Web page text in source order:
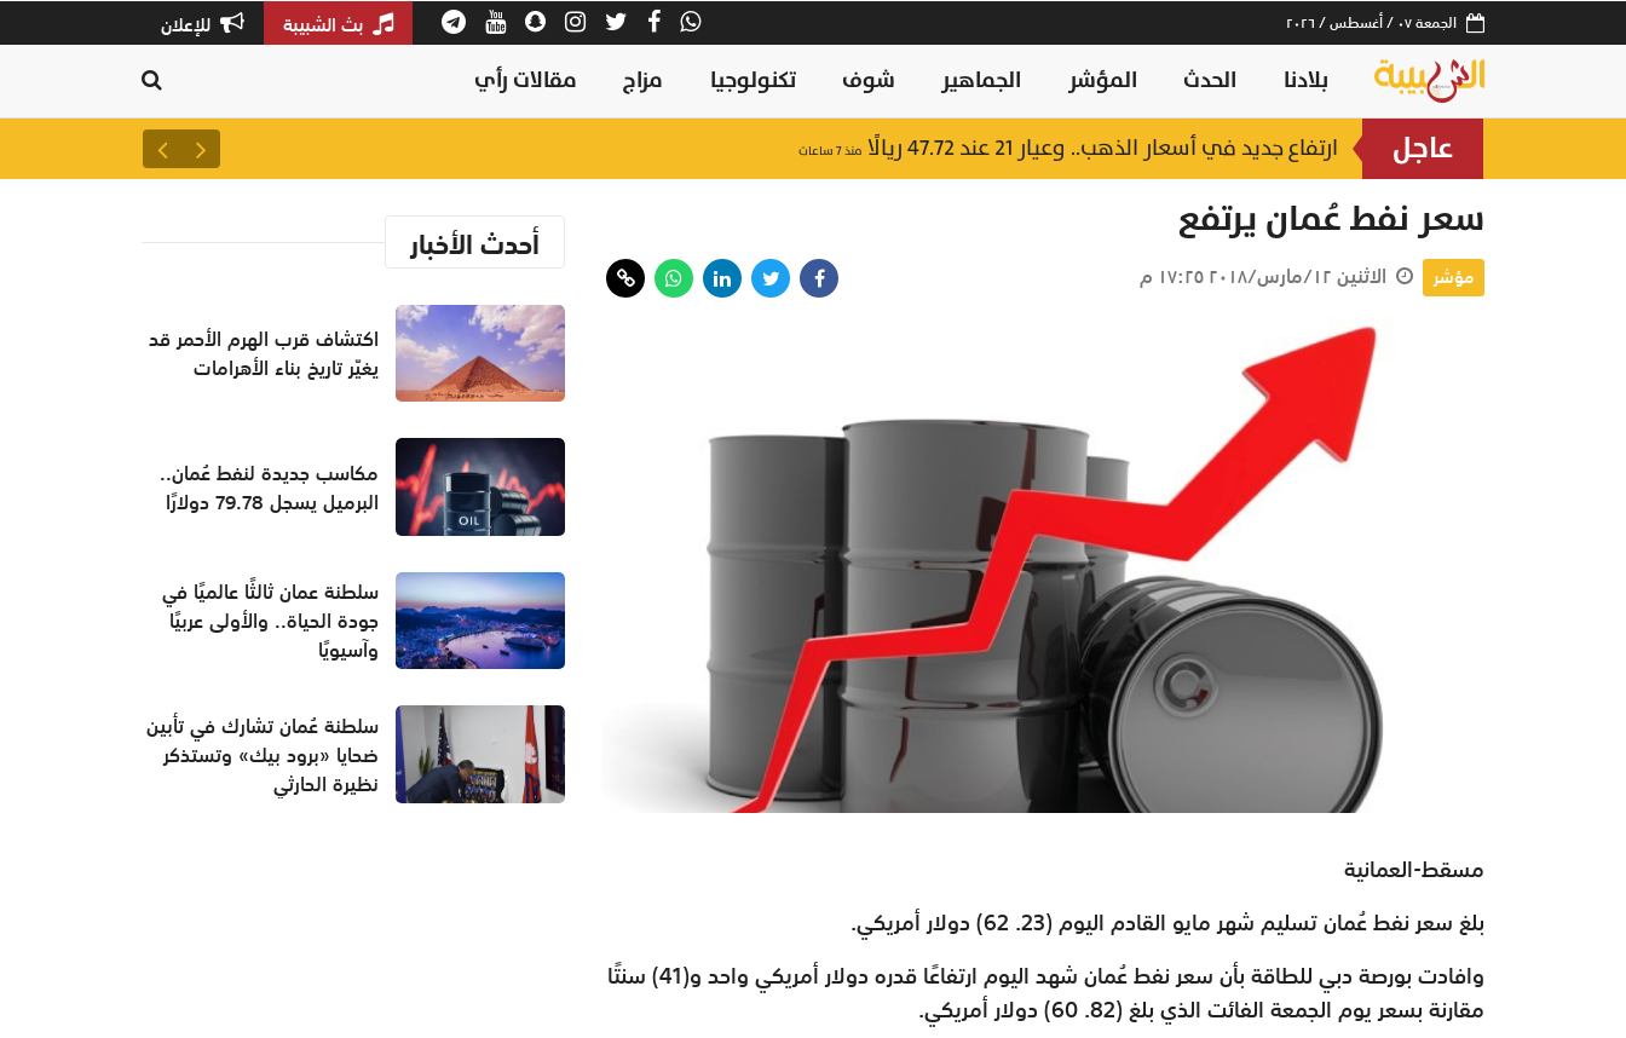
الجمعة ٠٧ / أغسطس / ٢٠٢٦ بث الشبيبة للإعلان
بلادنا الحدث المؤشر الجماهير شوف تكنولوجيا مزاج مقالات رأي
عاجل ارتفاع جديد في أسعار الذهب.. وعيار 21 عند 47.72 ريالًا منذ ٧ ساعات سلطنة عمان ثالثًا عالميًا في
سعر نفط عُمان يرتفع
مؤشر الاثنين ١٢/مارس/٢٠١٨ ١٧:٢٥ م
مسقط-العمانية
بلغ سعر نفط عُمان تسليم شهر مايو القادم اليوم (23. 62) دولار أمريكي.
وافادت بورصة دبي للطاقة بأن سعر نفط عُمان شهد اليوم ارتفاعًا قدره دولار أمريكي واحد و(41) سنتًا
مقارنة بسعر يوم الجمعة الفائت الذي بلغ (82. 60) دولار أمريكي.
أحدث الأخبار
اكتشاف قرب الهرم الأحمر قد
يغيّر تاريخ بناء الأهرامات
مكاسب جديدة لنفط عُمان..
البرميل يسجل 79.78 دولارًا
سلطنة عمان ثالثًا عالميًا في
جودة الحياة.. والأولى عربيًا
وآسيويًا
سلطنة عُمان تشارك في تأبين
ضحايا «برود بيك» وتستذكر
نظيرة الحارثي